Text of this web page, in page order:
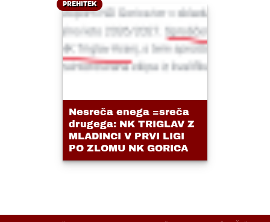
PREHITEK
Nesreča enega =sreča
drugega: NK TRIGLAV Z
MLADINCI V PRVI LIGI
PO ZLOMU NK GORICA